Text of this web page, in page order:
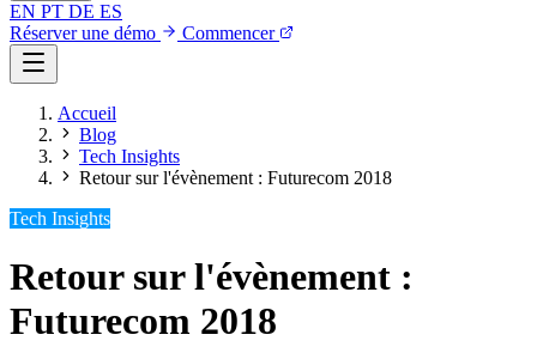
EN PT DE ES
Réserver une démo
Commencer
Accueil
Blog
Tech Insights
Retour sur l'évènement : Futurecom 2018
Tech Insights
Retour sur l'évènement :
Futurecom 2018